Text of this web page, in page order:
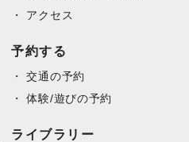
アクセス
予約する
交通の予約
体験/遊びの予約
ライブラリー